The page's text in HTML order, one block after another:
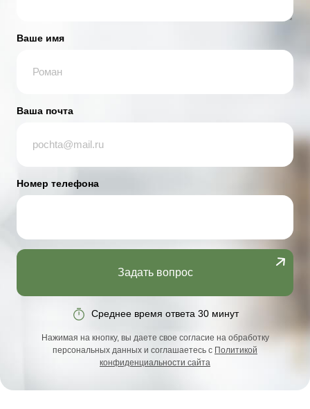
Ваше имя
Ваша почта
Номер телефона
Задать вопрос
Среднее время ответа 30 минут
Нажимая на кнопку, вы даете свое согласие на обработку
персональных данных и соглашаетесь с Политикой
конфиденциальности сайта